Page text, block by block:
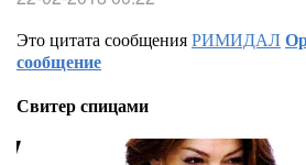
Это цитата сообщенияРИМИДАЛ
сообщение
Свитер спицами